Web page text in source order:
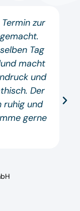
zur
Tag
macht
und
Der
ruhig und
gerne